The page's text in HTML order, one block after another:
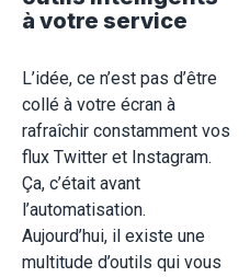
à votre service
L’idée, ce n’est pas d’être
collé à votre écran à
rafraîchir constamment vos
flux Twitter et Instagram.
Ça, c’était avant
l’automatisation.
Aujourd’hui, il existe une
multitude d’outils qui vous